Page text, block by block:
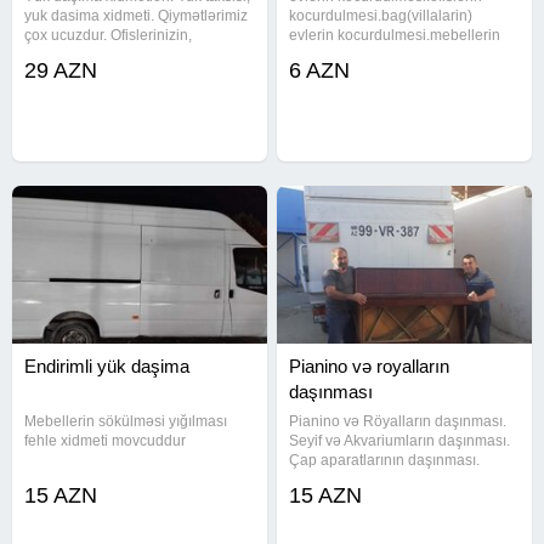
yuk dasima xidmeti. Qiymətlərimiz
çox ucuzdur. Ofislerinizin,
hevale ede bilersiniz. Pionina ve
29 AZN
kocurdulmesi.bag(villalarin)
evlerin kocurdulmesi.mebellerin
ianino ve royallarin dasinmasi.agir
6 AZN
Endirimli yük daşima
Mebellerin sökülməsi yığılması
fehle xidmeti movcuddur
15 AZN
Pianino və royalların
daşınması
Pianino və Röyalların daşınması.
Seyif və Akvariumların daşınması.
Çap aparatlarının daşınması.
Ofislərin köçürülməsi. Anbar və
15 AZN